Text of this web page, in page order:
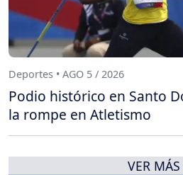
Deportes • AGO 5 / 2026
Podio histórico en Santo
la rompe en Atletismo
VER